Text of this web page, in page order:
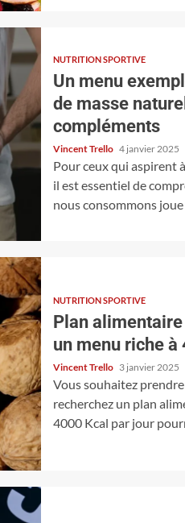
NUTRITION SPORTIVE
Un menu
de masse
compléments
Vincent Trello 4 janvier 2025
Pour ceux qui aspirent
il est essentiel de
nous consommons
NUTRITION SPORTIVE
Plan
un menu riche
Vincent Trello 3 janvier 2025
Vous souhaitez
recherchez un plan
4000 Kcal par jour